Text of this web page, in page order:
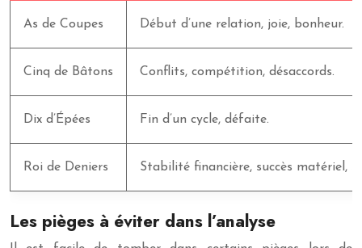
As de Coupes Début d’une relation, joie, bonheur.
Cinq de Bâtons Conflits, compétition, désaccords.
Dix d’Épées Fin d’un cycle, défaite.
Roi de Deniers Stabilité financière, succès matériel,
Les pièges à éviter dans l’analyse